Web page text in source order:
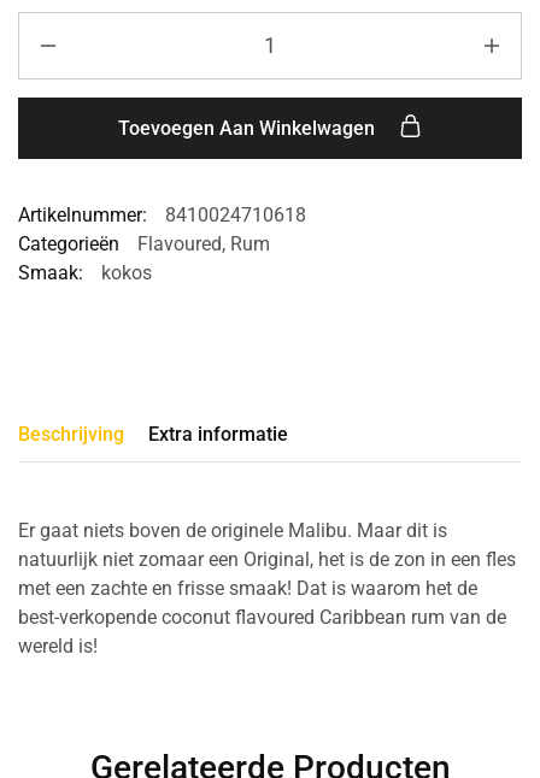
Toevoegen Aan Winkelwagen
Artikelnummer:
8410024710618
Categorieën
Flavoured, Rum
Smaak:
kokos
Beschrijving Extra informatie
Er gaat niets boven de originele Malibu. Maar dit is
natuurlijk niet zomaar een Original, het is de zon in een fles
met een zachte en frisse smaak! Dat is waarom het de
best-verkopende coconut flavoured Caribbean rum van de
wereld is!
Gerelateerde Producten